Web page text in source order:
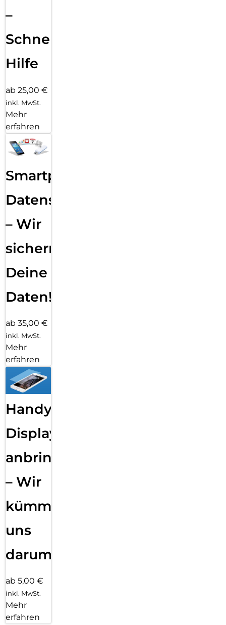
–
Schnelle
Hilfe
ab 25,00 €
inkl. MwSt.
Mehr
erfahren
Smartphone
Datensicherung
– Wir
sichern
Deine
Daten!
ab 35,00 €
inkl. MwSt.
Mehr
erfahren
Handy
Displayfolie
anbringen
– Wir
kümmern
uns
darum!
ab 5,00 €
inkl. MwSt.
Mehr
erfahren